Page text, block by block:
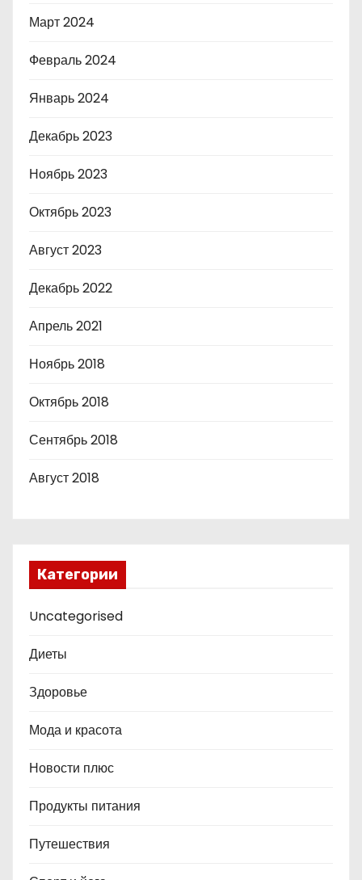
Март 2024
Февраль 2024
Январь 2024
Декабрь 2023
Ноябрь 2023
Октябрь 2023
Август 2023
Декабрь 2022
Апрель 2021
Ноябрь 2018
Октябрь 2018
Сентябрь 2018
Август 2018
Категории
Uncategorised
Диеты
Здоровье
Мода и красота
Новости плюс
Продукты питания
Путешествия